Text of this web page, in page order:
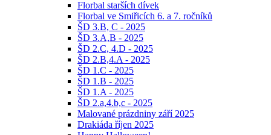
Florbal starších dívek
Florbal ve Smiřicích 6. a 7. ročníků
ŠD 3.B, C - 2025
ŠD 3.A,B - 2025
ŠD 2.C, 4.D - 2025
ŠD 2.B,4.A - 2025
ŠD 1.C - 2025
ŠD 1.B - 2025
ŠD 1.A - 2025
ŠD 2.a,4.b,c - 2025
Malované prázdniny září 2025
Drakiáda říjen 2025